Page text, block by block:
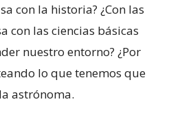
con la historia? ¿Con las
con las ciencias básicas
nuestro entorno? ¿Por
lo que tenemos que
astrónoma.